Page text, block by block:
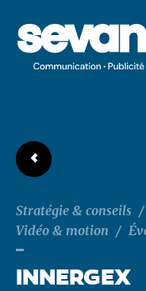
Stratégie & conseils /
Vidéo & motion /
INNERGEX